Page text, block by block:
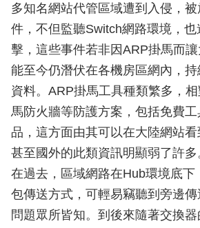
多知名網站代管區域遭到入侵，
件，不但監聽Switch網路環境，
擊，這些事件若非因ARP掛馬而
能至今仍潛伏在各機房區網內，
資料。ARP掛馬工具種類繁多，
馬防火牆等防護方案，包括免費
品，這方面由其可以在大陸網站看
甚至國外的此類資訊明顯弱了許多
在過去，區域網路在Hub環境底下
包傳送方式，可輕易竊聽到旁邊
問題眾所皆知。到後來隨著交換